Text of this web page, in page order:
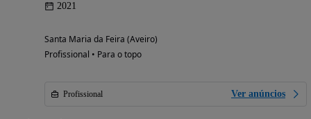
2021
Santa Maria da Feira (Aveiro)
Profissional • Para o topo
Profissional Ver anúncios